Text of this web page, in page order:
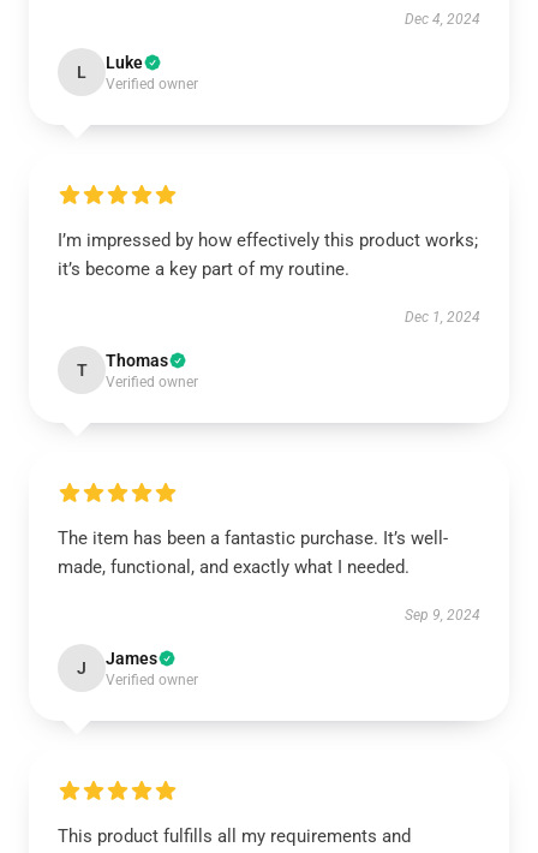
Dec 4, 2024
L Luke
Verified owner
I’m impressed by how effectively this product works;
it’s become a key part of my routine.
Dec 1, 2024
T Thomas
Verified owner
The item has been a fantastic purchase. It’s well-
made, functional, and exactly what I needed.
Sep 9, 2024
J James
Verified owner
This product fulfills all my requirements and